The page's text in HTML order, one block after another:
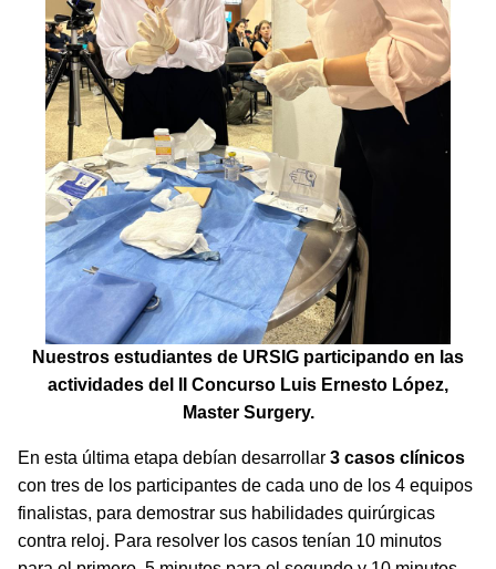
Nuestros estudiantes de URSIG participando en las
actividades del II Concurso Luis Ernesto López,
Master Surgery.
En esta última etapa debían desarrollar 3 casos clínicos
con tres de los participantes de cada uno de los 4 equipos
finalistas, para demostrar sus habilidades quirúrgicas
contra reloj. Para resolver los casos tenían 10 minutos